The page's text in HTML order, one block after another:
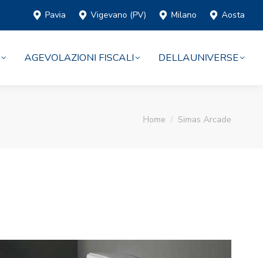
Pavia Vigevano (PV) Milano Aosta
AGEVOLAZIONI FISCALI DELLAUNIVERSE
You are here:
Home Simas Arcade